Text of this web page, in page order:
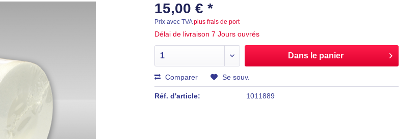
15,00 € *
Prix avec TVAplus frais de port
Délai de livraison 7 Jours ouvrés
Dans le panier
Comparer Se souv.
Réf. d'article: 1011889